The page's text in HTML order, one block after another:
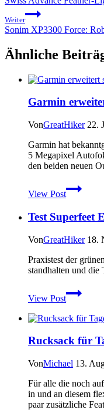
Weiter
Sonim XP3300 Force:
Ähnliche
Garmin
VonGreatHiker 22.
Garmin hat
5 Megapixel
den beiden neuen
View Post
Garmin
erweitert
GPSmap
Baureihe
Test Superfeet
VonGreatHiker 18.
Praxistest der
standhalten und die
View Post
Test
Superfeet
für
und
Rucksack für
VonMichael 13.
Für alle die noch
in und an diesem
paar zusätzliche